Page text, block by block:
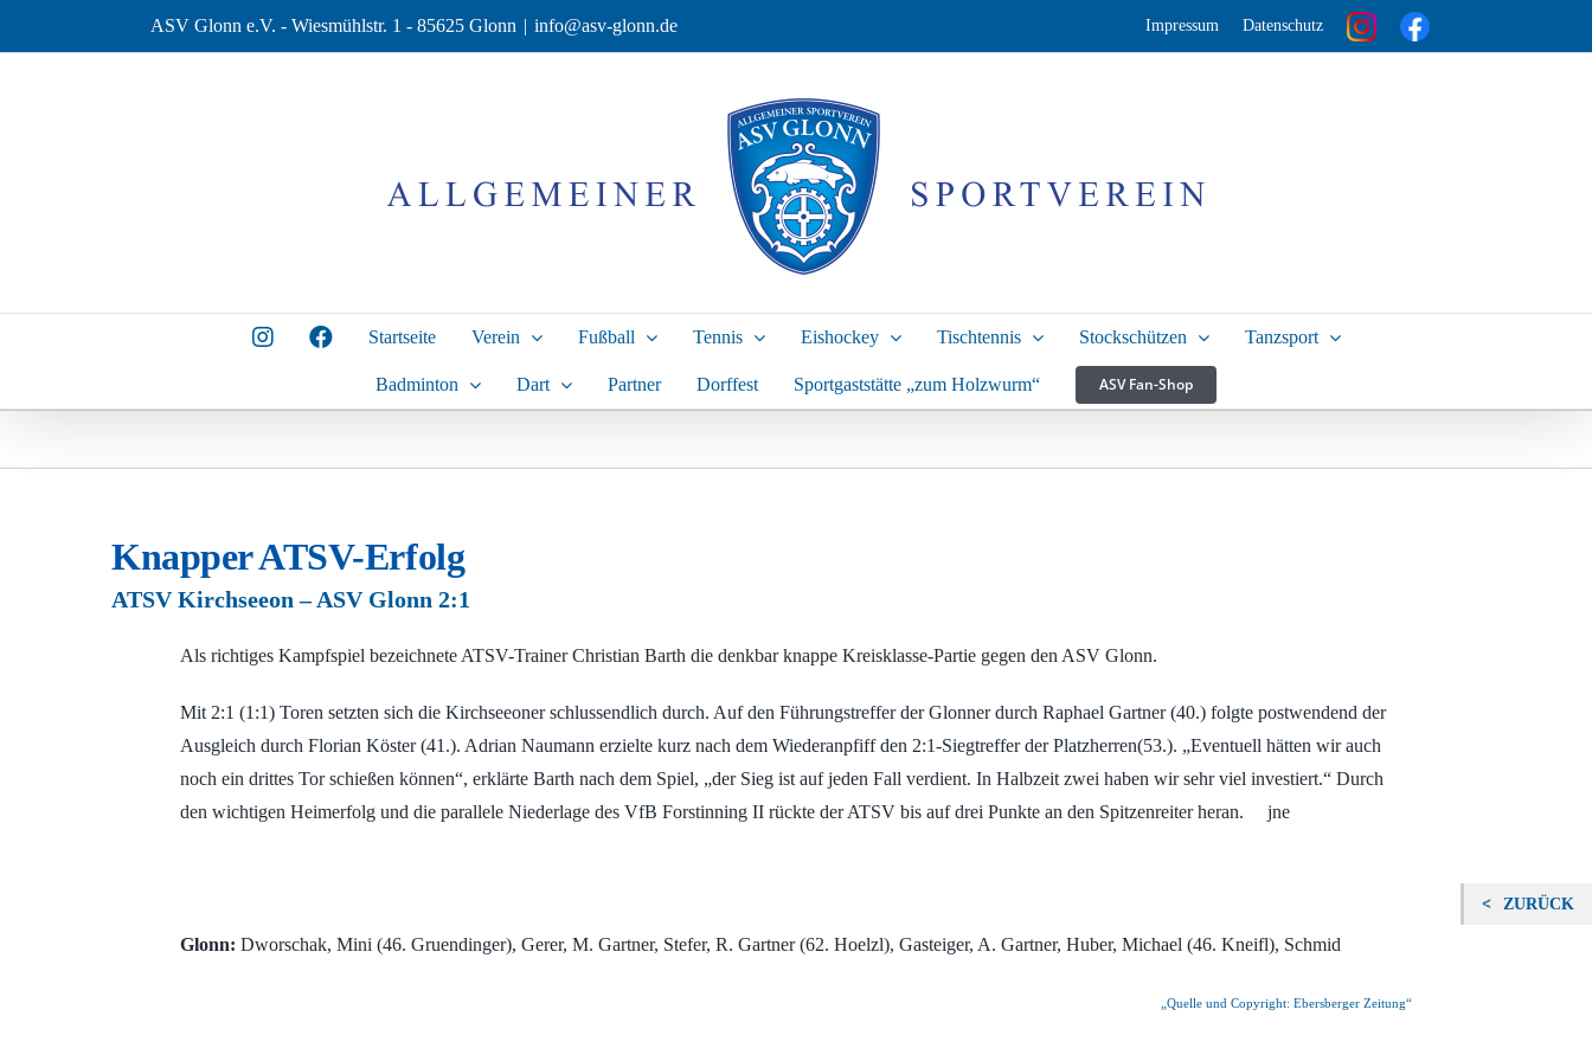
Inhalt
ASV Glonn e.V. - Wiesmühlstr. 1 - 85625 Glonn | info@asv-glonn.de Impressum Datenschutz
Startseite Verein Fußball Tennis Eishockey Tischtennis Stockschützen Tanzsport
Badminton Dart Partner Dorffest Sportgaststätte „zum Holzwurm“ ASV Fan-Shop
Knapper ATSV-Erfolg
ATSV Kirchseeon – ASV Glonn 2:1
Als richtiges Kampfspiel bezeichnete ATSV-Trainer Christian Barth die denkbar knappe Kreisklasse-Partie gegen den ASV Glonn.
Mit 2:1 (1:1) Toren setzten sich die Kirchseeoner schlussendlich durch. Auf den Führungstreffer der Glonner durch Raphael Gartner (40.) folgte postwendend der
Ausgleich durch Florian Köster (41.). Adrian Naumann erzielte kurz nach dem Wiederanpfiff den 2:1-Siegtreffer der Platzherren(53.). „Eventuell hätten wir auch
noch ein drittes Tor schießen können“, erklärte Barth nach dem Spiel, „der Sieg ist auf jeden Fall verdient. In Halbzeit zwei haben wir sehr viel investiert.“ Durch
den wichtigen Heimerfolg und die parallele Niederlage des VfB Forstinning II rückte der ATSV bis auf drei Punkte an den Spitzenreiter heran. jne
Glonn: Dworschak, Mini (46. Gruendinger), Gerer, M. Gartner, Stefer, R. Gartner (62. Hoelzl), Gasteiger, A. Gartner, Huber, Michael (46. Kneifl), Schmid
„Quelle und Copyright: Ebersberger Zeitung“
ZURÜCK